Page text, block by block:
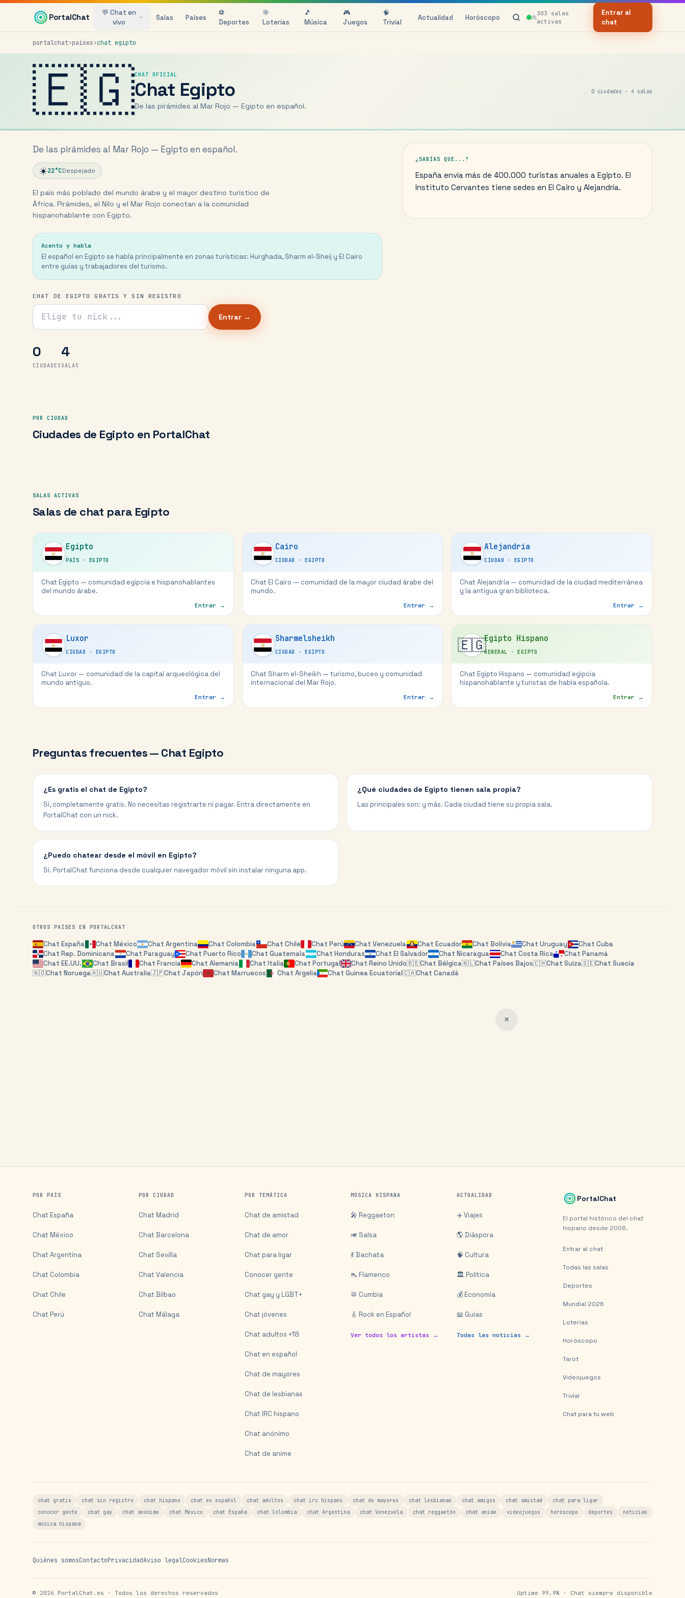
Saltar al contenido principal
PortalChat
💬 Chat en
vivo
Salas Países
⚽
Deportes
🎯
Loterías
🎵
Música
🎮
Juegos
🧠
Trivial
Actualidad Horóscopo 303 salas
activas
Entrar al
chat
portalchat›países›chat egipto
🇪🇬CHAT OFICIAL
Chat Egipto
De las pirámides al Mar Rojo — Egipto en español.
0 ciudades · 4 salas
De las pirámides al Mar Rojo — Egipto en español.
☀️22°CDespejado
El país más poblado del mundo árabe y el mayor destino turístico de
África. Pirámides, el Nilo y el Mar Rojo conectan a la comunidad
hispanohablante con Egipto.
Acento y habla
El español en Egipto se habla principalmente en zonas turísticas: Hurghada, Sharm el-Sheij y El Cairo
entre guías y trabajadores del turismo.
CHAT DE EGIPTO GRATIS Y SIN REGISTRO
Tu nick para el chat
Entrar →
0
CIUDADES
4
SALAS
¿SABÍAS QUE...?
España envía más de 400.000 turistas anuales a Egipto. El
Instituto Cervantes tiene sedes en El Cairo y Alejandría.
POR CIUDAD
Ciudades de Egipto en PortalChat
SALAS ACTIVAS
Salas de chat para Egipto
Egipto
PAÍS · EGIPTO
Chat Egipto — comunidad egipcia e hispanohablantes
del mundo árabe.
Entrar →
Cairo
CIUDAD ·EGIPTO
Chat El Cairo — comunidad de la mayor ciudad árabe del
mundo.
Entrar →
Alejandria
CIUDAD · EGIPTO
Chat Alejandría — comunidad de la ciudad mediterránea
y la antigua gran biblioteca.
Entrar →
Luxor
CIUDAD · EGIPTO
Chat Luxor — comunidad de la capital arqueológica del
mundo antiguo.
Entrar →
Sharmelsheikh
CIUDAD ·EGIPTO
Chat Sharm el-Sheikh — turismo, buceo y comunidad
internacional del Mar Rojo.
Entrar →
🇪🇬Egipto Hispano
GENERAL ·EGIPTO
Chat Egipto Hispano — comunidad egipcia
hispanohablante y turistas de habla española.
Entrar →
Preguntas frecuentes — Chat Egipto
¿Es gratis el chat de Egipto?
Sí, completamente gratis. No necesitas registrarte ni pagar. Entra directamente en
PortalChat con un nick.
¿Qué ciudades de Egipto tienen sala propia?
Las principales son: y más. Cada ciudad tiene su propia sala.
¿Puedo chatear desde el móvil en Egipto?
Sí. PortalChat funciona desde cualquier navegador móvil sin instalar ninguna app.
OTROS PAÍSES EN PORTALCHAT
ChatEspaña Chat México Chat Argentina ChatColombia Chat Chile Chat Perú ChatVenezuela Chat Ecuador Chat Bolivia ChatUruguay Chat Cuba
ChatRep. Dominicana Chat Paraguay Chat Puerto Rico ChatGuatemala Chat Honduras Chat El Salvador ChatNicaragua Chat Costa Rica Chat Panamá
ChatEE.UU. Chat Brasil Chat Francia ChatAlemania Chat Italia Chat Portugal ChatReino Unido🇧🇪ChatBélgica🇳🇱ChatPaíses Bajos🇨🇭ChatSuiza🇸🇪ChatSuecia
🇳🇴Chat Noruega🇦🇺Chat Australia🇯🇵Chat Japón ChatMarruecos Chat Argelia Chat Guinea Ecuatorial🇨🇦Chat Canadá
✕
POR PAÍS
Chat España
Chat México
Chat Argentina
Chat Colombia
Chat Chile
Chat Perú
POR CIUDAD
Chat Madrid
Chat Barcelona
Chat Sevilla
Chat Valencia
Chat Bilbao
Chat Málaga
POR TEMÁTICA
Chat de amistad
Chat de amor
Chat para ligar
Conocer gente
Chat gay y LGBT+
Chat jóvenes
Chat adultos +18
Chat en español
Chat de mayores
Chat de lesbianas
Chat IRC hispano
Chat anónimo
Chat de anime
MÚSICA HISPANA
🎤 Reggaeton
🎺 Salsa
💃 Bachata
👠 Flamenco
🥁 Cumbia
🎸 Rock en Español
Ver todos los artistas →
ACTUALIDAD
✈️ Viajes
🌎 Diáspora
🧠 Cultura
🏛️ Política
💰 Economía
📖 Guías
Todas las noticias →
PortalChat
El portal histórico del chat
hispano desde 2008.
Entrar al chat
Todas las salas
Deportes
Mundial 2026
Loterías
Horóscopo
Tarot
Videojuegos
Trivial
Chat para tu web
chat gratis chat sin registro chat hispano chat en español chat adultos chat irc hispano chat de mayores chat lesbianas chat amigos chat amistad
chat para ligar
conocer gente
chat gay chat anónimo chat México chat España chat Colombia chat Argentina chat Venezuela chat reggaetón chat anime videojuegos horóscopo deportes
noticias
música hispana
Quiénes somosContactoPrivacidadAviso legalCookiesNormas
© 2026 PortalChat.es · Todos los derechos reservados Uptime 99.9% · Chat siempre disponible